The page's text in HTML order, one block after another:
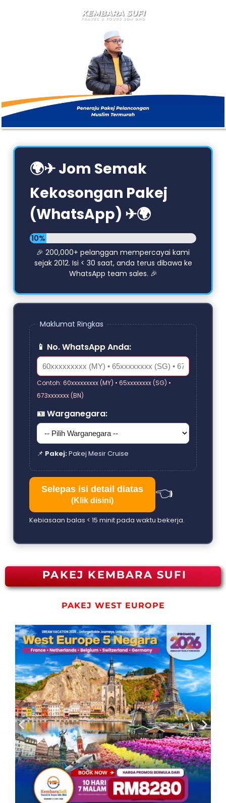
🌍✈ Jom Semak
Kekosongan Pakej
(WhatsApp) ✈🌍
10%
Lengkap
🎉 200,000+ pelanggan mempercayai kami
sejak 2012. Isi < 30 saat, anda terus dibawa ke
WhatsApp team sales. 🎉
Maklumat Ringkas
📱 No. WhatsApp Anda:
Contoh: 60xxxxxxxxx (MY) • 65xxxxxxxx (SG) •
673xxxxxxx (BN)
🪪 Warganegara:
📌 Pakej:Pakej Mesir Cruise
Selepas isi detail diatas
(Klik disini) 👈
Kebiasaan balas < 15 minit pada waktu bekerja.
PAKEJ KEMBARA SUFI
PAKEJ WEST EUROPE